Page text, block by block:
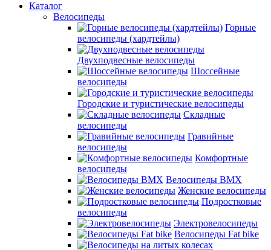
Каталог
Велосипеды
Горные
велосипеды (хардтейлы)
Двухподвесные велосипеды
Шоссейные
велосипеды
Городские и туристические велосипеды
Складные
велосипеды
Гравийные
велосипеды
Комфортные
велосипеды
Велосипеды BMX
Женские велосипеды
Подростковые
велосипеды
Электровелосипеды
Велосипеды Fat bike